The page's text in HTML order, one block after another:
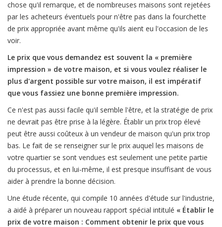
chose qu'il remarque, et de nombreuses maisons sont rejetées
par les acheteurs éventuels pour n'être pas dans la fourchette
de prix appropriée avant même qu'ils aient eu l'occasion de les
voir.
Le prix que vous demandez est souvent la « première
impression » de votre maison, et si vous voulez réaliser le
plus d'argent possible sur votre maison, il est impératif
que vous fassiez une bonne première impression.
Ce n'est pas aussi facile qu'il semble l'être, et la stratégie de prix
ne devrait pas être prise à la légère. Établir un prix trop élevé
peut être aussi coûteux à un vendeur de maison qu'un prix trop
bas. Le fait de se renseigner sur le prix auquel les maisons de
votre quartier se sont vendues est seulement une petite partie
du processus, et en lui-même, il est presque insuffisant de vous
aider à prendre la bonne décision.
Une étude récente, qui compile 10 années d'étude sur l'industrie,
a aidé à préparer un nouveau rapport spécial intitulé « Établir le
prix de votre maison : Comment obtenir le prix que vous